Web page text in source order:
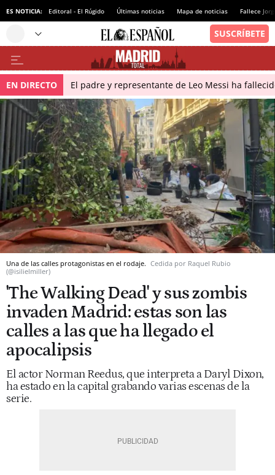
ES NOTICIA: Editoral - El Rúgido Últimas noticias Mapa de noticias Fallece
EN DIRECTO El padre y representante de Leo Messi ha
Una de las calles protagonistas en el rodaje. Cedida por Raquel Rubio
(@isilielmiller)
'The Walking Dead' y sus zombis
invaden Madrid: estas son las
calles a las que ha llegado el
apocalipsis
El actor Norman Reedus, que interpreta a Daryl Dixon,
ha estado en la capital grabando varias escenas de la
serie.